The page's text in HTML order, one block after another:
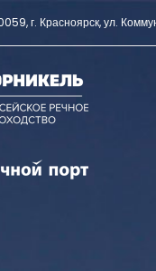
г. Красноярск, ул.